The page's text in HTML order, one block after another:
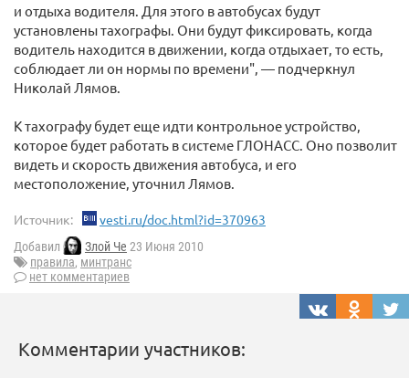
и отдыха водителя. Для этого в автобусах будут
установлены тахографы. Они будут фиксировать, когда
водитель находится в движении, когда отдыхает, то есть,
соблюдает ли он нормы по времени", — подчеркнул
Николай Лямов.
К тахографу будет еще идти контрольное устройство,
которое будет работать в системе ГЛОНАСС. Оно позволит
видеть и скорость движения автобуса, и его
местоположение, уточнил Лямов.
Источник: vesti.ru/doc.html?id=370963
Добавил Злой Че 23 Июня 2010
правила, минтранс
нет комментариев
Комментарии участников: